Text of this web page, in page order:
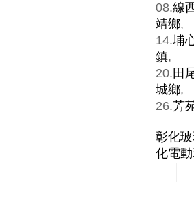
08.線
靖鄉,
14.埔
鎮,
20. 田
城鄉,
26.芳
彰化
化電